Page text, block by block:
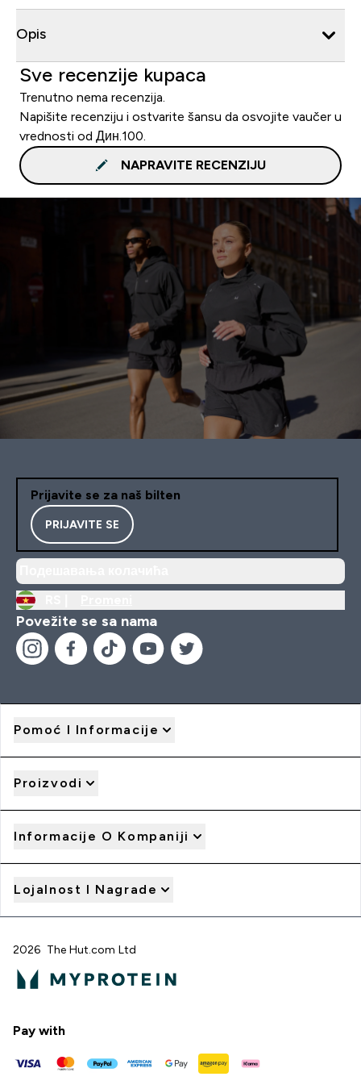
Opis
Sve recenzije kupaca
Trenutno nema recenzija.
Napišite recenziju i ostvarite šansu da osvojite vaučer u
vrednosti od Дин.100.
NAPRAVITE RECENZIJU
Prijavite se za naš bilten
PRIJAVITE SE
Povežite se sa nama
Pomoć I Informacije
Proizvodi
Informacije O Kompaniji
Lojalnost I Nagrade
2026 The Hut.com Ltd
Pay with